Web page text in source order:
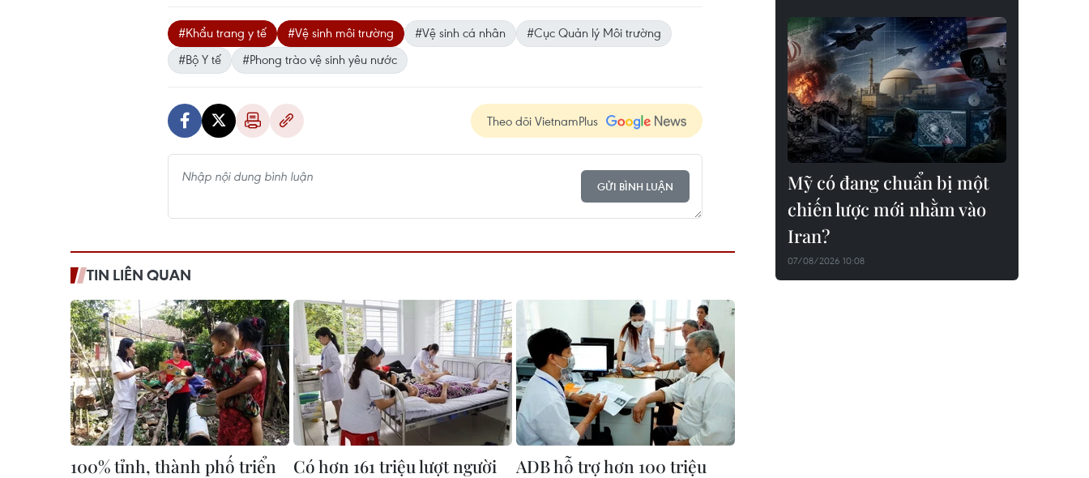
#Khẩu trang y tế #Vệ sinh môi trường #Vệ sinh cá nhân
#Cục Quản lý Môi trường
#Bộ Y tế
#Phong trào vệ sinh yêu nước
Theo dõi VietnamPlus
GỬI BÌNH LUẬN
TIN LIÊN QUAN
100% tỉnh, thành phố triển
Có hơn 161 triệu lượt người
ADB hỗ trợ hơn 100 triệu
Mỹ có đang chuẩn bị một
chiến lược mới nhằm vào
Iran?
07/08/2026 10:08